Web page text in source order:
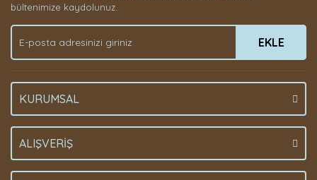
bültenimize kaydolunuz.
EKLE
KURUMSAL
ALIŞVERİŞ